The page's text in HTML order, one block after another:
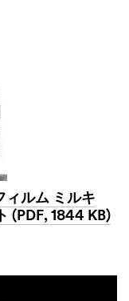
ィルム ミルキ
(PDF, 1844 KB)